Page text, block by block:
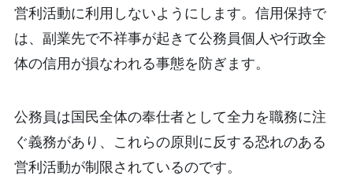
営利活動に利用しないようにします。信用保持で
は、副業先で不祥事が起きて公務員個人や行政全
体の信用が損なわれる事態を防ぎます。
公務員は国民全体の奉仕者として全力を職務に注
ぐ義務があり、これらの原則に反する恐れのある
営利活動が制限されているのです。